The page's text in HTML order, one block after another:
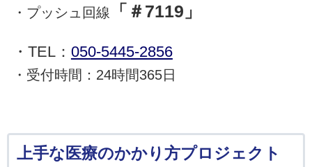
・プッシュ回線 「＃7119」
・TEL： 050-5445-2856
・受付時間：24時間365日
上手な医療のかかり方プロジェクト